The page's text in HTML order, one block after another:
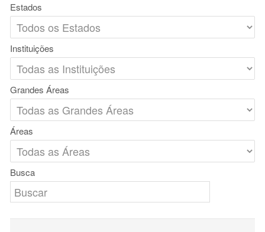
Estados
Instituições
Grandes Áreas
Áreas
Busca